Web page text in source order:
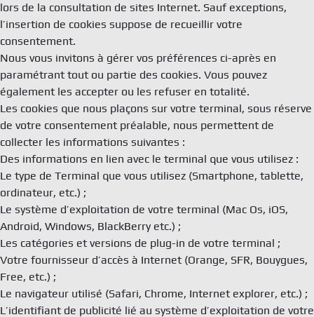
lors de la consultation de sites Internet. Sauf exceptions,
l’insertion de cookies suppose de recueillir votre
consentement.
Nous vous invitons à gérer vos préférences ci-après en
paramétrant tout ou partie des cookies. Vous pouvez
également les accepter ou les refuser en totalité.
Les cookies que nous plaçons sur votre terminal, sous réserve
de votre consentement préalable, nous permettent de
collecter les informations suivantes :
Des informations en lien avec le terminal que vous utilisez :
Le type de Terminal que vous utilisez (Smartphone, tablette,
ordinateur, etc.) ;
Le système d’exploitation de votre terminal (Mac Os, iOS,
Android, Windows, BlackBerry etc.) ;
Les catégories et versions de plug-in de votre terminal ;
Votre fournisseur d’accès à Internet (Orange, SFR, Bouygues,
Free, etc.) ;
Le navigateur utilisé (Safari, Chrome, Internet explorer, etc.) ;
L’identifiant de publicité lié au système d’exploitation de votre